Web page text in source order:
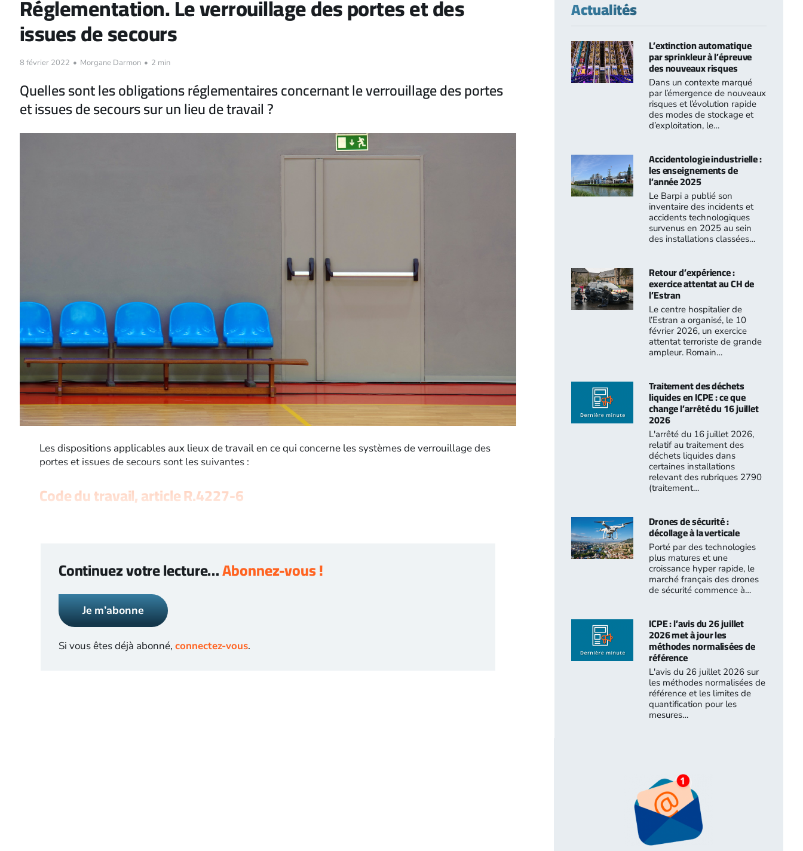
Réglementation. Le verrouillage des portes et des
issues de secours
8 février 2022 • Morgane Darmon • 2 min
Quelles sont les obligations réglementaires concernant le verrouillage des portes
et issues de secours sur un lieu de travail ?
Les dispositions applicables aux lieux de travail en ce qui concerne les systèmes de verrouillage des
portes et issues de secours sont les suivantes :
Code du travail, article R.4227-6
Continuez votre lecture…Abonnez-vous !
Je m’abonne
Si vous êtes déjà abonné, connectez-vous.
Actualités
L’extinction automatique
par sprinkleur à l’épreuve
des nouveaux risques
Dans un contexte marqué
par l’émergence de nouveaux
risques et l’évolution rapide
des modes de stockage et
d’exploitation, le…
Accidentologie industrielle :
les enseignements de
l’année 2025
Le Barpi a publié son
inventaire des incidents et
accidents technologiques
survenus en 2025 au sein
des installations classées…
Retour d’expérience :
exercice attentat au CH de
l’Estran
Le centre hospitalier de
l’Estran a organisé, le 10
février 2026, un exercice
attentat terroriste de grande
ampleur. Romain…
Traitement des déchets
liquides en ICPE : ce que
change l’arrêté du 16 juillet
2026
L'arrêté du 16 juillet 2026,
relatif au traitement des
déchets liquides dans
certaines installations
relevant des rubriques 2790
(traitement…
Drones de sécurité :
décollage à la verticale
Porté par des technologies
plus matures et une
croissance hyper rapide, le
marché français des drones
de sécurité commence à…
ICPE : l’avis du 26 juillet
2026 met à jour les
méthodes normalisées de
référence
L'avis du 26 juillet 2026 sur
les méthodes normalisées de
référence et les limites de
quantification pour les
mesures…